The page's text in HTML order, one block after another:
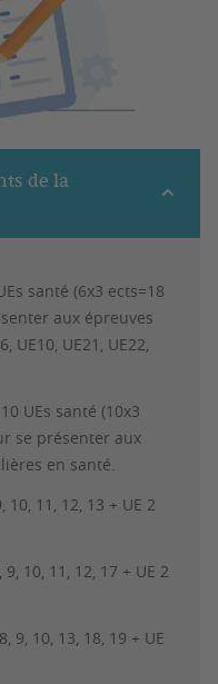
de la
santé (6x3 ects=18
aux épreuves
UE10, UE21, UE22,
UEs santé (10x3
se présenter aux
en santé.
10, 11, 12, 13 + UE 2
9, 10, 11, 12, 17 + UE 2
9, 10, 13, 18, 19 + UE